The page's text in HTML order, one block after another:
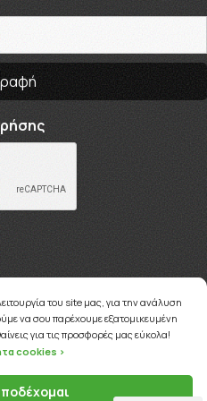
του site μας, για την ανάλυση
να σου παρέχουμε εξατομικευμένη
για τις προσφορές μας εύκολα!
cookies >